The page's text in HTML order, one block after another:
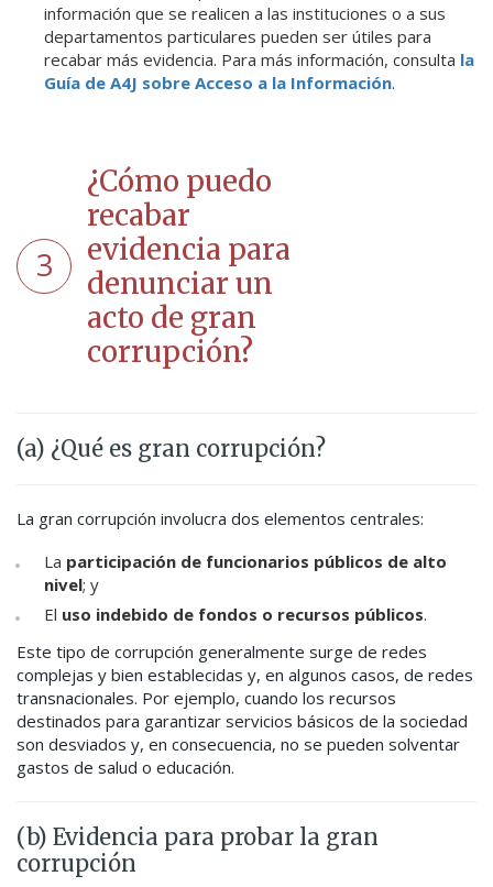
información que se realicen a las instituciones o a sus
departamentos particulares pueden ser útiles para
recabar más evidencia. Para más información, consulta la
Guía de A4J sobre Acceso a la Información.
3
¿Cómo puedo
recabar
evidencia para
denunciar un
acto de gran
corrupción?
(a) ¿Qué es gran corrupción?
La gran corrupción involucra dos elementos centrales:
La participación de funcionarios públicos de alto
nivel; y
El uso indebido de fondos o recursos públicos.
Este tipo de corrupción generalmente surge de redes
complejas y bien establecidas y, en algunos casos, de redes
transnacionales. Por ejemplo, cuando los recursos
destinados para garantizar servicios básicos de la sociedad
son desviados y, en consecuencia, no se pueden solventar
gastos de salud o educación.
(b) Evidencia para probar la gran
corrupción